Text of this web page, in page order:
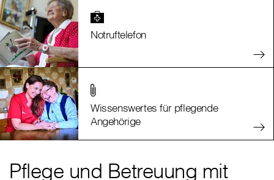
Notruftelefon
Wissenswertes für pflegende
Angehörige
Pflege und Betreuung mit